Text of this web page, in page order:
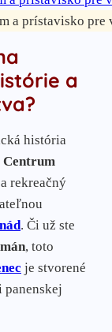
a prístavisko pre
a
história
Centrum
rekreačný
. Či už ste
, toto
je stvorené
panenskej